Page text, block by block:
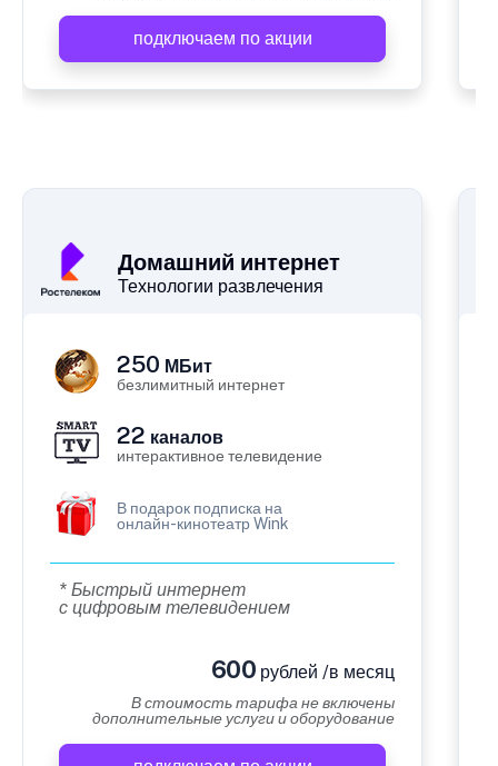
подключаем по акции
Домашний интернет
Технологии развлечения
250 МБит
безлимитный интернет
22 каналов
интерактивное телевидение
В подарок подписка на
онлайн-кинотеатр Wink
* Быстрый интернет
с цифровым телевидением
600 рублей /в месяц
В стоимость тарифа не включены
дополнительные услуги и оборудование